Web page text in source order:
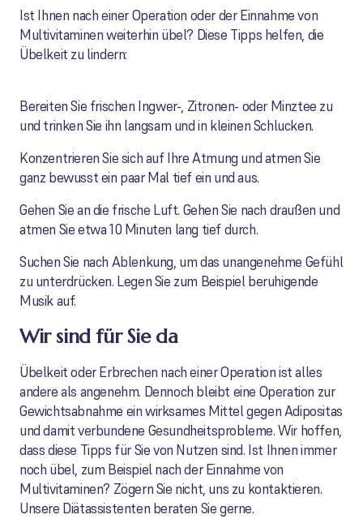
Ist Ihnen nach einer Operation oder der Einnahme von
Multivitaminen weiterhin übel? Diese Tipps helfen, die
Übelkeit zu lindern:
Bereiten Sie frischen Ingwer-, Zitronen- oder Minztee zu
und trinken Sie ihn langsam und in kleinen Schlucken.
Konzentrieren Sie sich auf Ihre Atmung und atmen Sie
ganz bewusst ein paar Mal tief ein und aus.
Gehen Sie an die frische Luft. Gehen Sie nach draußen und
atmen Sie etwa 10 Minuten lang tief durch.
Suchen Sie nach Ablenkung, um das unangenehme Gefühl
zu unterdrücken. Legen Sie zum Beispiel beruhigende
Musik auf.
Wir sind für Sie da
Übelkeit oder Erbrechen nach einer Operation ist alles
andere als angenehm. Dennoch bleibt eine Operation zur
Gewichtsabnahme ein wirksames Mittel gegen Adipositas
und damit verbundene Gesundheitsprobleme. Wir hoffen,
dass diese Tipps für Sie von Nutzen sind. Ist Ihnen immer
noch übel, zum Beispiel nach der Einnahme von
Multivitaminen? Zögern Sie nicht, uns zu kontaktieren.
Unsere Diätassistenten beraten Sie gerne.